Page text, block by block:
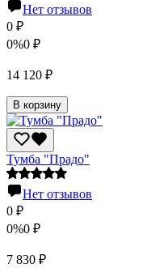
Нет отзывов
0 ₽
0%0 ₽
14 120 ₽
В корзину
Тумба "Прадо"
Нет отзывов
0 ₽
0%0 ₽
7 830 ₽